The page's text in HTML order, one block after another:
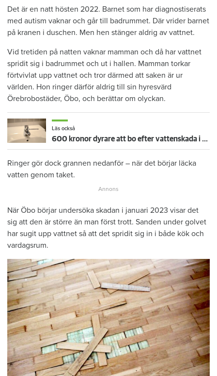
Det är en natt hösten 2022. Barnet som har diagnostiserats
med autism vaknar och går till badrummet. Där vrider barnet
på kranen i duschen. Men hen stänger aldrig av vattnet.
Vid tretiden på natten vaknar mamman och då har vattnet
spridit sig i badrummet och ut i hallen. Mamman torkar
förtvivlat upp vattnet och tror därmed att saken är ur
världen. Hon ringer därför aldrig till sin hyresvärd
Örebrobostäder, Öbo, och berättar om olyckan.
Läs också
600 kronor dyrare att bo efter vattenskada i Varberg
Ringer gör dock grannen nedanför – när det börjar läcka
vatten genom taket.
När Öbo börjar undersöka skadan i januari 2023 visar det
sig att den är större än man först trott. Sanden under golvet
har sugit upp vattnet så att det spridit sig in i både kök och
vardagsrum.